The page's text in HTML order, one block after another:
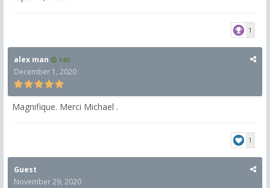
1
alex man 140
December 1, 2020
Magnifique. Merci Michael .
1
Guest
November 29, 2020